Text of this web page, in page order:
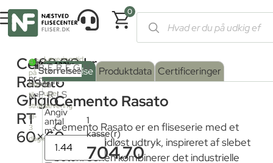
0
Forside/Shop/Fliser og klinker
Cemento
Rasato
Grigio
RT
60×60
488,00kr.
pr.
M²
4.32m2
på
lager
til
strakslevering
(1-
3
dage)
Leveringstid
fra
fjernlager:
3
uger
Serie
farve:
RASATO
GRIGIO
Overflade:
Mat
Mat
Struktur
Størrelse
BEREGN
DIN
PRIS
Angiv
antal
m²
1
kasse(r)
704.70
Beskrivelse Produktdata Certificeringer
Cemento Rasato
Cemento Rasato er en fliseserie med et
urbant og tidløst udtryk, inspireret af slebet
beton. Serien kombinerer det industrielle